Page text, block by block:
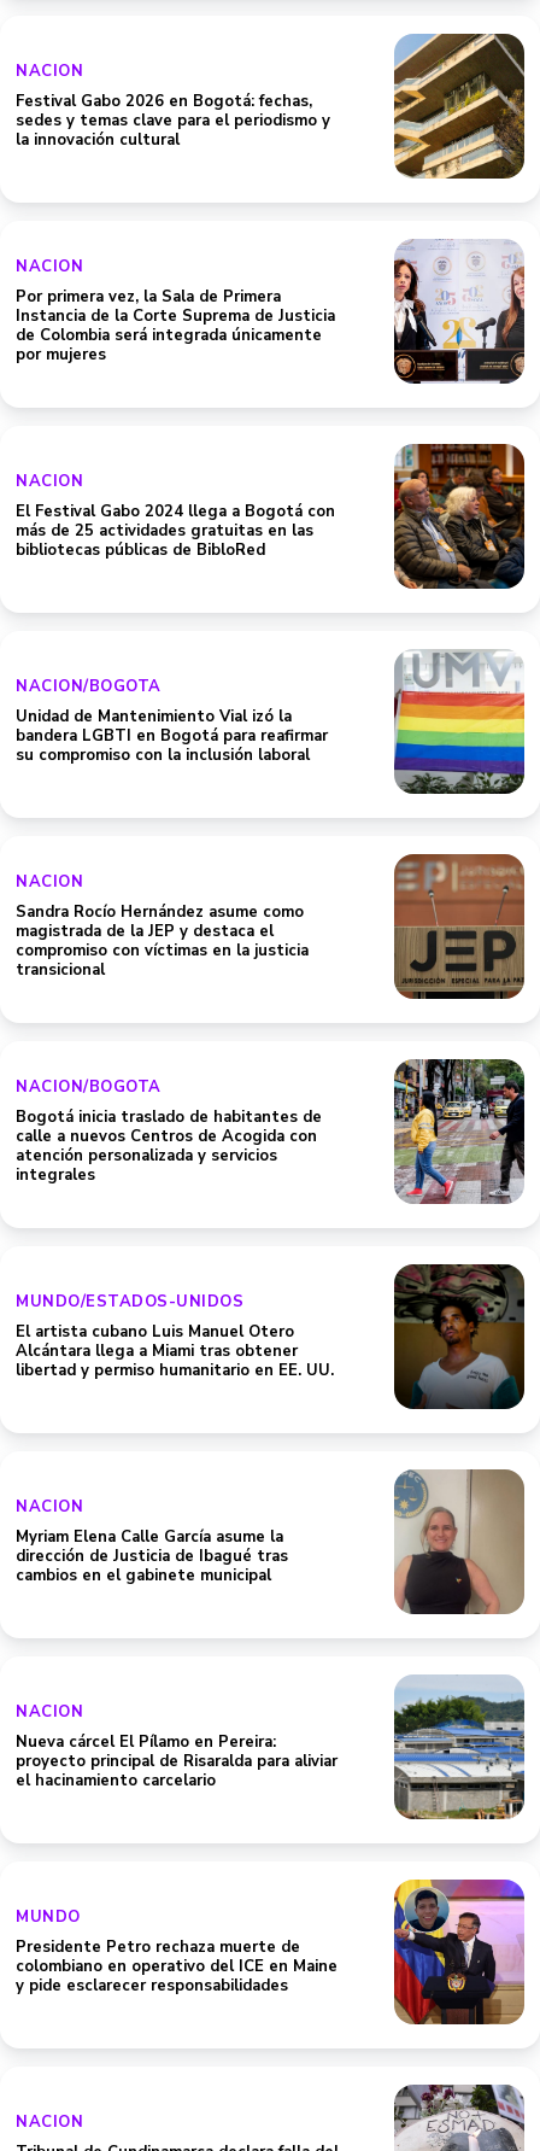
NACION
Festival Gabo 2026 en Bogotá: fechas,
sedes y temas clave para el periodismo y
la innovación cultural
NACION
Por primera vez, la Sala de Primera
Instancia de la Corte Suprema de Justicia
de Colombia será integrada únicamente
por mujeres
NACION
El Festival Gabo 2024 llega a Bogotá con
más de 25 actividades gratuitas en las
bibliotecas públicas de BibloRed
NACION/BOGOTA
Unidad de Mantenimiento Vial izó la
bandera LGBTI en Bogotá para reafirmar
su compromiso con la inclusión laboral
NACION
Sandra Rocío Hernández asume como
magistrada de la JEP y destaca el
compromiso con víctimas en la justicia
transicional
NACION/BOGOTA
Bogotá inicia traslado de habitantes de
calle a nuevos Centros de Acogida con
atención personalizada y servicios
integrales
MUNDO/ESTADOS-UNIDOS
El artista cubano Luis Manuel Otero
Alcántara llega a Miami tras obtener
libertad y permiso humanitario en EE. UU.
NACION
Myriam Elena Calle García asume la
dirección de Justicia de Ibagué tras
cambios en el gabinete municipal
NACION
Nueva cárcel El Pílamo en Pereira:
proyecto principal de Risaralda para aliviar
el hacinamiento carcelario
MUNDO
Presidente Petro rechaza muerte de
colombiano en operativo del ICE en Maine
y pide esclarecer responsabilidades
NACION